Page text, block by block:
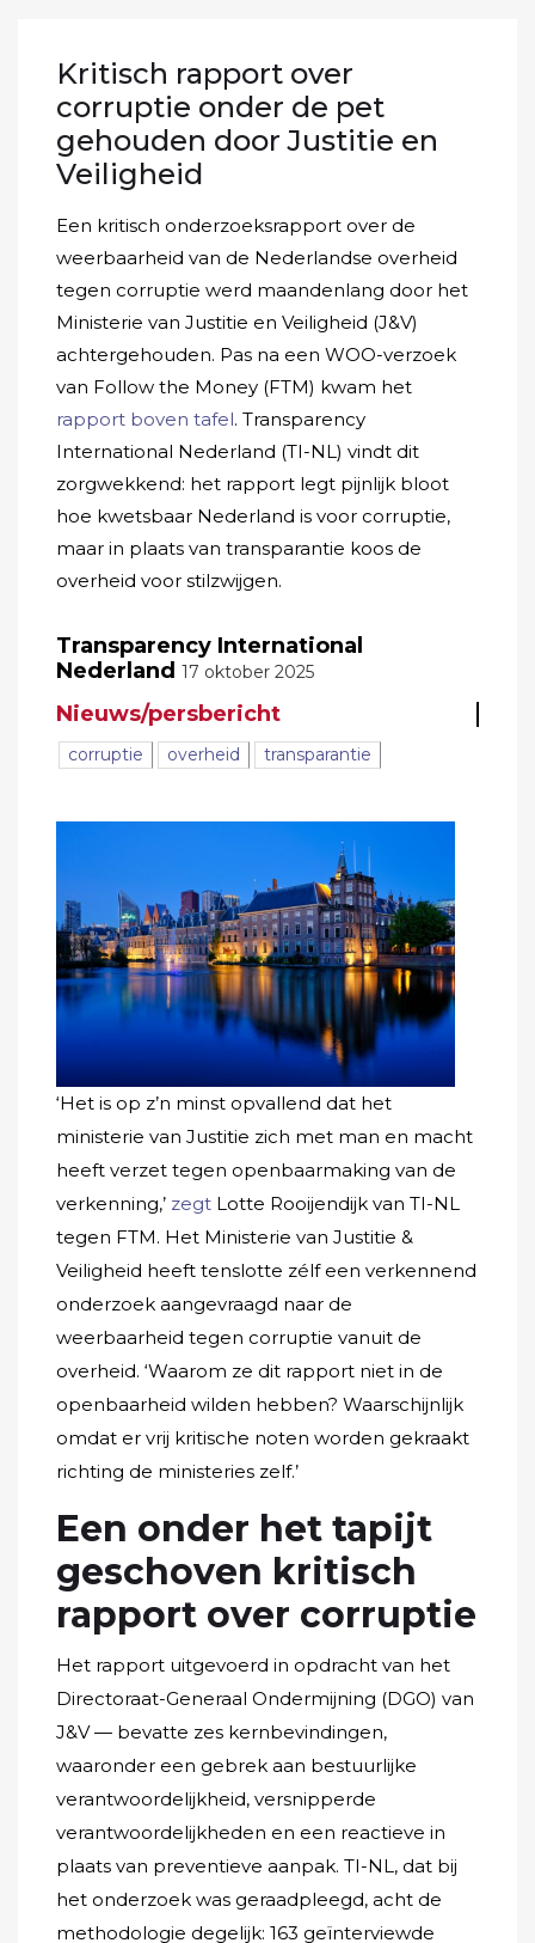
Kritisch rapport over
corruptie onder de pet
gehouden door Justitie en
Veiligheid
Een kritisch onderzoeksrapport over de
weerbaarheid van de Nederlandse overheid
tegen corruptie werd maandenlang door het
Ministerie van Justitie en Veiligheid (J&V)
achtergehouden. Pas na een WOO-verzoek
van Follow the Money (FTM) kwam het
rapport boven tafel. Transparency
International Nederland (TI-NL) vindt dit
zorgwekkend: het rapport legt pijnlijk bloot
hoe kwetsbaar Nederland is voor corruptie,
maar in plaats van transparantie koos de
overheid voor stilzwijgen.
Transparency International
Nederland 17 oktober 2025
Nieuws/persbericht
corruptie overheid transparantie
‘Het is op z’n minst opvallend dat het
ministerie van Justitie zich met man en macht
heeft verzet tegen openbaarmaking van de
verkenning,’ zegt Lotte Rooijendijk van TI-NL
tegen FTM. Het Ministerie van Justitie &
Veiligheid heeft tenslotte zélf een verkennend
onderzoek aangevraagd naar de
weerbaarheid tegen corruptie vanuit de
overheid. ‘Waarom ze dit rapport niet in de
openbaarheid wilden hebben? Waarschijnlijk
omdat er vrij kritische noten worden gekraakt
richting de ministeries zelf.’
Een onder het tapijt
geschoven kritisch
rapport over corruptie
Het rapport uitgevoerd in opdracht van het
Directoraat-Generaal Ondermijning (DGO) van
J&V — bevatte zes kernbevindingen,
waaronder een gebrek aan bestuurlijke
verantwoordelijkheid, versnipperde
verantwoordelijkheden en een reactieve in
plaats van preventieve aanpak. TI-NL, dat bij
het onderzoek was geraadpleegd, acht de
methodologie degelijk: 163 geïnterviewde